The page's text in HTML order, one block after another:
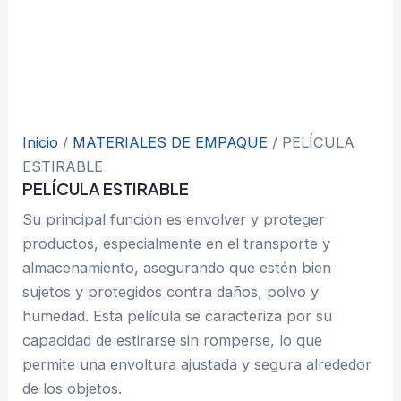
Inicio / MATERIALES DE EMPAQUE / PELÍCULA
ESTIRABLE
PELÍCULA ESTIRABLE
Su principal función es envolver y proteger
productos, especialmente en el transporte y
almacenamiento, asegurando que estén bien
sujetos y protegidos contra daños, polvo y
humedad. Esta película se caracteriza por su
capacidad de estirarse sin romperse, lo que
permite una envoltura ajustada y segura alrededor
de los objetos.